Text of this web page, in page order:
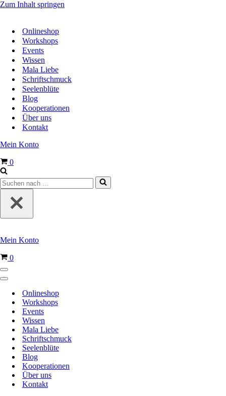
Zum Inhalt springen
Onlineshop
Workshops
Events
Wissen
Mala Liebe
Schriftschmuck
Seelenblüte
Blog
Kooperationen
Über uns
Kontakt
Mein Konto
Warenkorb
0
Suchen
nach …
Mein Konto
Warenkorb
0
Navigationsmenü
Navigationsmenü
Onlineshop
Workshops
Events
Wissen
Mala Liebe
Schriftschmuck
Seelenblüte
Blog
Kooperationen
Über uns
Kontakt